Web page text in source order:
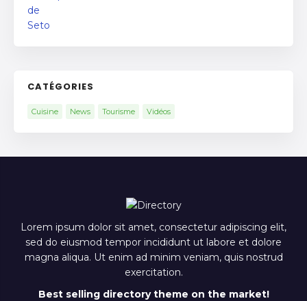
CATÉGORIES
Cuisine News Tourisme Vidéos
Lorem ipsum dolor sit amet, consectetur adipiscing elit,
sed do eiusmod tempor incididunt ut labore et dolore
magna aliqua. Ut enim ad minim veniam, quis nostrud
exercitation.
Best selling directory theme on the market!